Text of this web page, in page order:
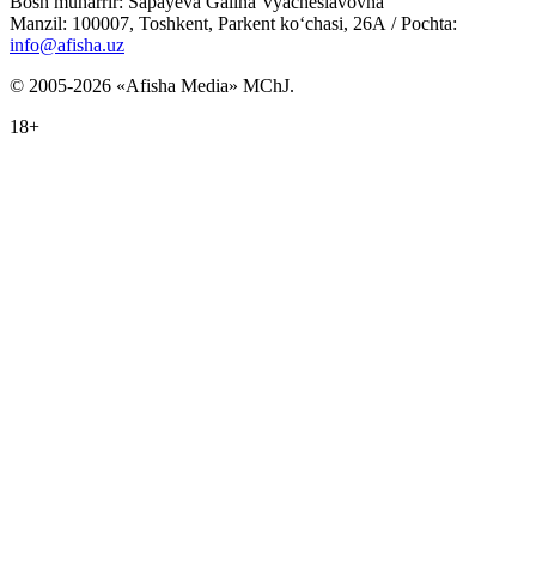
Manzil: 100007, Toshkent, Parkent ko‘chasi, 26А / Pochta:
info@afisha.uz
© 2005-2026 «Afisha Media» MChJ.
18+